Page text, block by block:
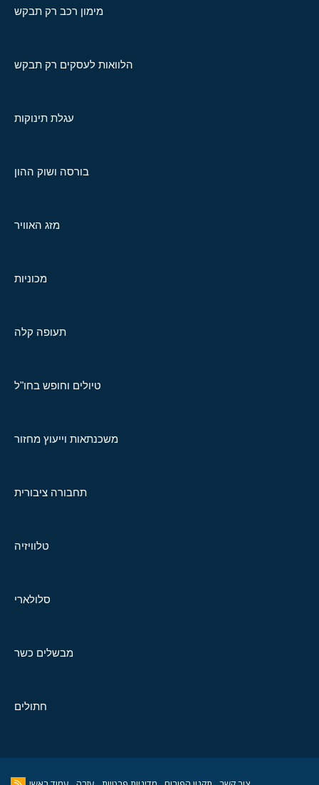
מימון רכב רק תבקש
הלוואות לעסקים רק תבקש
עגלת תינוקות
בורסה ושוק ההון
מזג האוויר
מכוניות
תעופה קלה
טיולים וחופש בחו"ל
משכנתאות וייעוץ מחזור
תחבורה ציבורית
טלוויזיה
סלולארי
מבשלים כשר
חתולים